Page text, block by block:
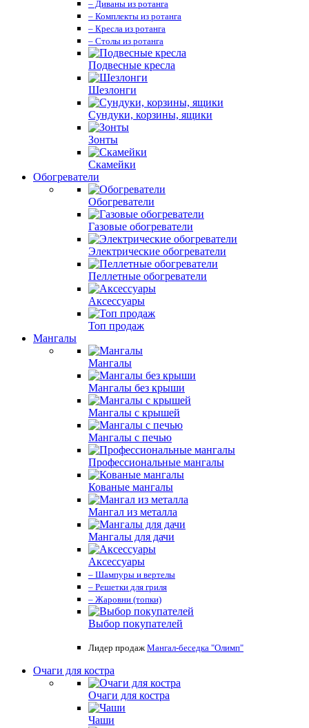
– Диваны из ротанга
– Комплекты из ротанга
– Кресла из ротанга
– Столы из ротанга
Подвесные кресла
Шезлонги
Сундуки, корзины, ящики
Зонты
Скамейки
Обогреватели
Обогреватели
Газовые обогреватели
Электрические обогреватели
Пеллетные обогреватели
Аксессуары
Топ продаж
Мангалы
Мангалы
Мангалы без крыши
Мангалы с крышей
Мангалы с печью
Профессиональные мангалы
Кованые мангалы
Мангал из металла
Мангалы для дачи
Аксессуары
– Шампуры и вертелы
– Решетки для гриля
– Жаровни (топки)
Выбор покупателей
Лидер продаж Мангал-беседка "Олимп"
Очаги для костра
Очаги для костра
Чаши